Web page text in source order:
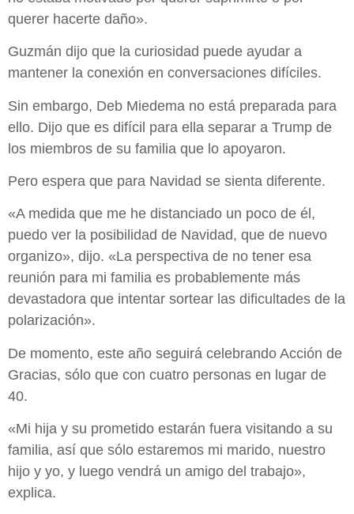
querer hacerte daño».
Guzmán dijo que la curiosidad puede ayudar a
mantener la conexión en conversaciones difíciles.
Sin embargo, Deb Miedema no está preparada para
ello. Dijo que es difícil para ella separar a Trump de
los miembros de su familia que lo apoyaron.
Pero espera que para Navidad se sienta diferente.
«A medida que me he distanciado un poco de él,
puedo ver la posibilidad de Navidad, que de nuevo
organizo», dijo. «La perspectiva de no tener esa
reunión para mi familia es probablemente más
devastadora que intentar sortear las dificultades de la
polarización».
De momento, este año seguirá celebrando Acción de
Gracias, sólo que con cuatro personas en lugar de
40.
«Mi hija y su prometido estarán fuera visitando a su
familia, así que sólo estaremos mi marido, nuestro
hijo y yo, y luego vendrá un amigo del trabajo»,
explica.